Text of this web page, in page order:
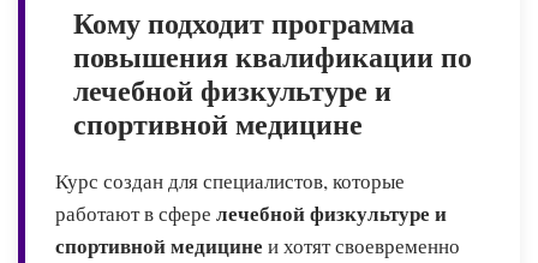
Кому подходит программа
повышения квалификации по
лечебной физкультуре и
спортивной медицине
Курс создан для специалистов, которые
работают в сфере лечебной физкультуре и
спортивной медицине и хотят своевременно